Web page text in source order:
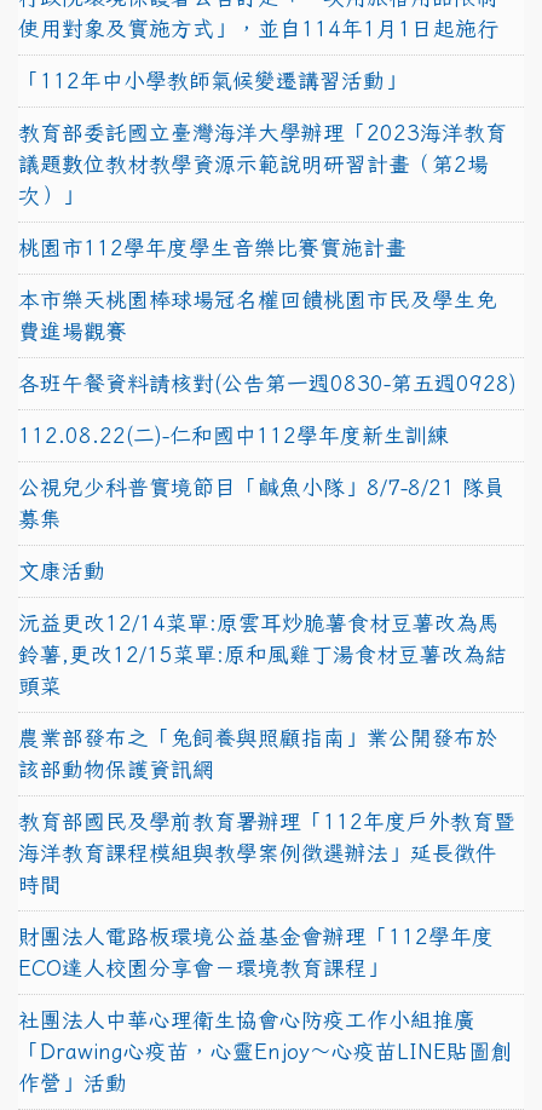
使用對象及實施方式」，並自114年1月1日起施行
「112年中小學教師氣候變遷講習活動」
教育部委託國立臺灣海洋大學辦理「2023海洋教育
議題數位教材教學資源示範說明研習計畫（第2場
次）」
桃園市112學年度學生音樂比賽實施計畫
本市樂天桃園棒球場冠名權回饋桃園市民及學生免
費進場觀賽
各班午餐資料請核對(公告第一週0830-第五週0928)
112.08.22(二)-仁和國中112學年度新生訓練
公視兒少科普實境節目「鹹魚小隊」8/7-8/21 隊員
募集
文康活動
沅益更改12/14菜單:原雲耳炒脆薯食材豆薯改為馬
鈴薯,更改12/15菜單:原和風雞丁湯食材豆薯改為結
頭菜
農業部發布之「兔飼養與照顧指南」業公開發布於
該部動物保護資訊網
教育部國民及學前教育署辦理「112年度戶外教育暨
海洋教育課程模組與教學案例徵選辦法」延長徵件
時間
財團法人電路板環境公益基金會辦理「112學年度
ECO達人校園分享會－環境教育課程」
社團法人中華心理衛生協會心防疫工作小組推廣
「Drawing心疫苗，心靈Enjoy〜心疫苗LINE貼圖創
作營」活動